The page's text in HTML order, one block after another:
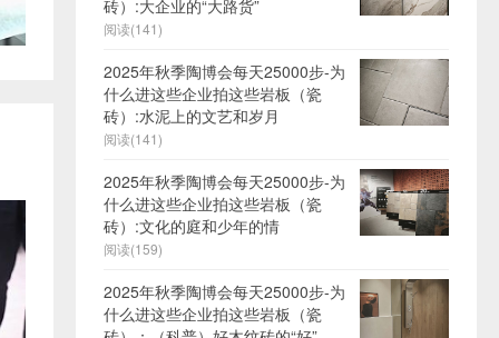
砖）:大企业的“大路货”
阅读(141)
2025年秋季陶博会每天25000步-为
什么进这些企业拍这些岩板（瓷
砖）:水泥上的文艺和岁月
阅读(141)
2025年秋季陶博会每天25000步-为
什么进这些企业拍这些岩板（瓷
砖）:文化的庭和少年的情
阅读(159)
2025年秋季陶博会每天25000步-为
什么进这些企业拍这些岩板（瓷